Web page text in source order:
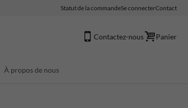
Statut de la commandeSe connecterContact
Contactez-nous Panier
À propos de nous